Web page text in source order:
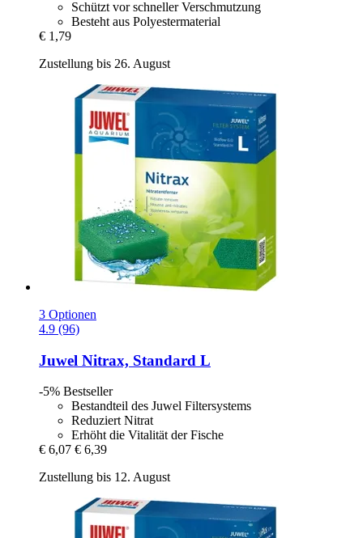
Schützt vor schneller Verschmutzung
Besteht aus Polyestermaterial
€ 1,79
Zustellung bis 26. August
3 Optionen
4.9 (96)
Juwel Nitrax, Standard L
-5% Bestseller
Bestandteil des Juwel Filtersystems
Reduziert Nitrat
Erhöht die Vitalität der Fische
€ 6,07 € 6,39
Zustellung bis 12. August